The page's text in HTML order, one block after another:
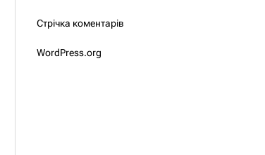
Стрічка коментарів
WordPress.org